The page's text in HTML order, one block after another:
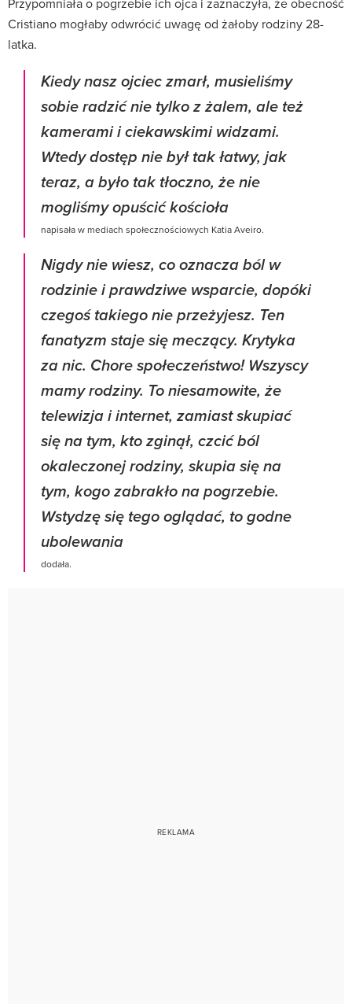
Cristiano mogłaby odwrócić uwagę od żałoby rodziny 28-
latka.
Kiedy nasz ojciec zmarł, musieliśmy
sobie radzić nie tylko z żalem, ale też
kamerami i ciekawskimi widzami.
Wtedy dostęp nie był tak łatwy, jak
teraz, a było tak tłoczno, że nie
mogliśmy opuścić kościoła
napisała w mediach społecznościowych Katia Aveiro.
Nigdy nie wiesz, co oznacza ból w
rodzinie i prawdziwe wsparcie, dopóki
czegoś takiego nie przeżyjesz. Ten
fanatyzm staje się meczący. Krytyka
za nic. Chore społeczeństwo! Wszyscy
mamy rodziny. To niesamowite, że
telewizja i internet, zamiast skupiać
się na tym, kto zginął, czcić ból
okaleczonej rodziny, skupia się na
tym, kogo zabrakło na pogrzebie.
Wstydzę się tego oglądać, to godne
ubolewania
dodała.